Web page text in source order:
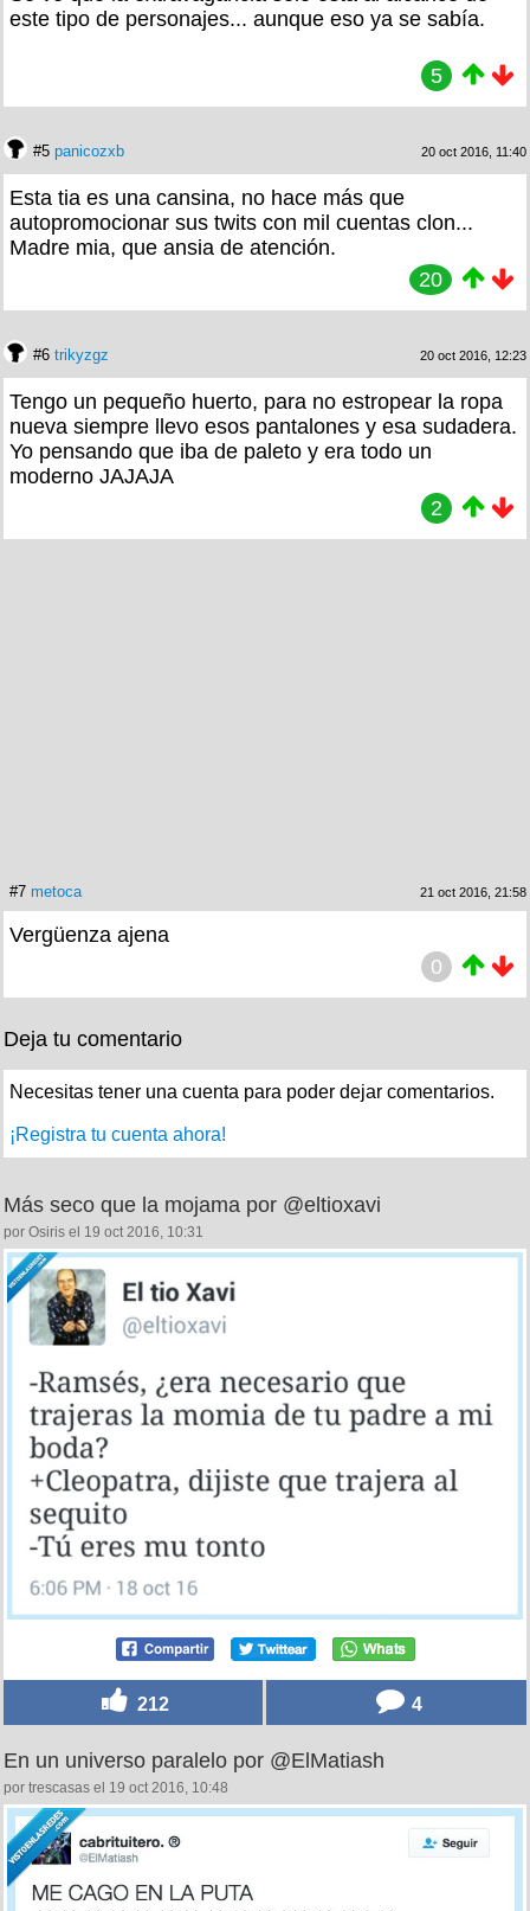
este tipo de personajes... aunque eso ya se sabía.
5
#5 panicozxb 20 oct 2016, 11:40
Esta tia es una cansina, no hace más que
autopromocionar sus twits con mil cuentas clon...
Madre mia, que ansia de atención.
20
#6 trikyzgz 20 oct 2016, 12:23
Tengo un pequeño huerto, para no estropear la ropa
nueva siempre llevo esos pantalones y esa sudadera.
Yo pensando que iba de paleto y era todo un
moderno JAJAJA
2
#7 metoca 21 oct 2016, 21:58
Vergüenza ajena
0
Deja tu comentario
Necesitas tener una cuenta para poder dejar comentarios.
¡Registra tu cuenta ahora!
Más seco que la mojama por @eltioxavi
por Osiris el 19 oct 2016, 10:31
212 4
En un universo paralelo por @ElMatiash
por trescasas el 19 oct 2016, 10:48